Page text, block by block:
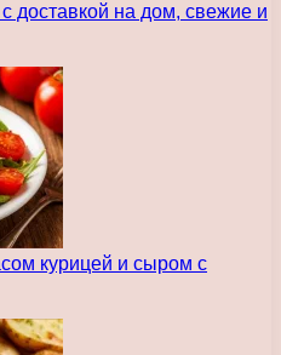
доставкой на дом, свежие и
курицей и сыром с